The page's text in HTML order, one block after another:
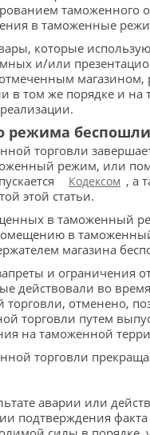
таможенного
в таможенные
которые
и/или
магазином,
в том же порядке и на
режима
торговли
режим, или
Кодексом , а
этой статьи.
в таможенный
в
магазина
и ограничения
действовали во
отменено,
торговли путем
на таможенной
торговли
аварии или
подтверждения